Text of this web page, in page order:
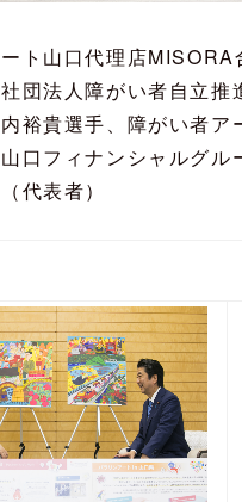
ト山口代理店MISORA
団法人障がい者自立
裕貴選手、 障がい者ア
口フィナンシャルグ
代表者）